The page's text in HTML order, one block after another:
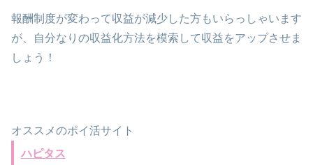
報酬制度が変わって収益が減少した方もいらっしゃいます
が、自分なりの収益化方法を模索して収益をアップさせま
しょう！
オススメのポイ活サイト
ハピタス